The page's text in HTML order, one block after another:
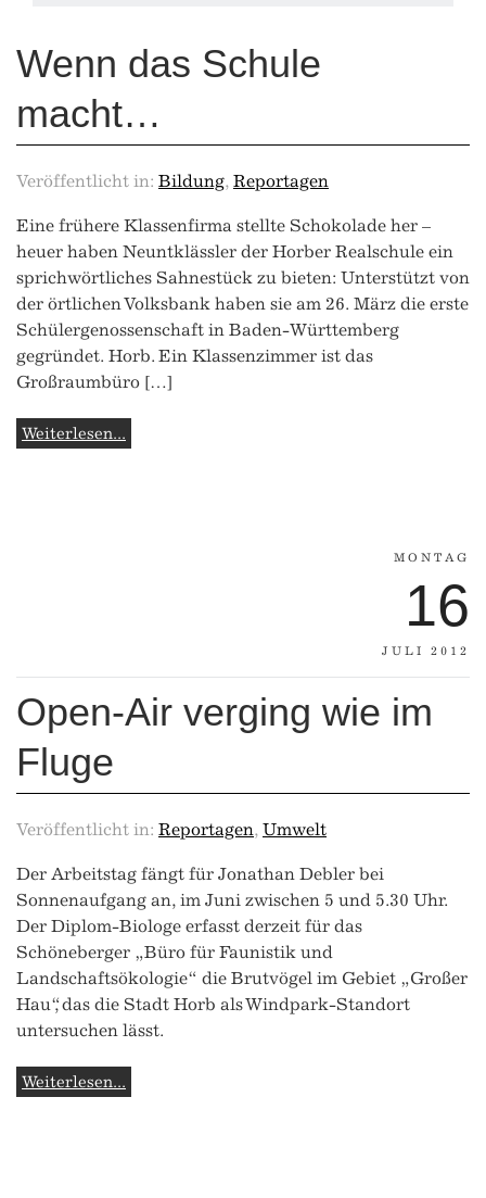
Wenn das Schule
macht…
Veröffentlicht in: Bildung, Reportagen
Eine frühere Klassenfirma stellte Schokolade her –
heuer haben Neuntklässler der Horber Realschule ein
sprichwörtliches Sahnestück zu bieten: Unterstützt von
der örtlichen Volksbank haben sie am 26. März die erste
Schülergenossenschaft in Baden-Württemberg
gegründet. Horb. Ein Klassenzimmer ist das
Großraumbüro […]
Weiterlesen...
MONTAG
16
JULI 2012
Open-Air verging wie im
Fluge
Veröffentlicht in: Reportagen, Umwelt
Der Arbeitstag fängt für Jonathan Debler bei
Sonnenaufgang an, im Juni zwischen 5 und 5.30 Uhr.
Der Diplom-Biologe erfasst derzeit für das
Schöneberger „Büro für Faunistik und
Landschaftsökologie“ die Brutvögel im Gebiet „Großer
Hau“, das die Stadt Horb als Windpark-Standort
untersuchen lässt.
Weiterlesen...